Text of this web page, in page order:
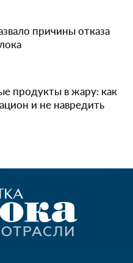
причины отказа
продукты в жару: как
и не навредить